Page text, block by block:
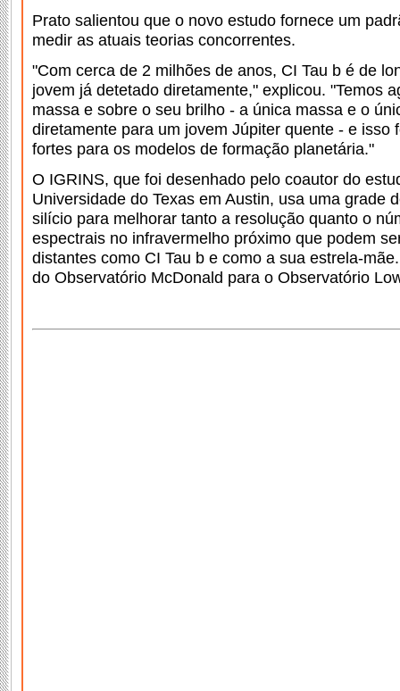
Prato salientou que o novo estudo fornece um
medir as atuais teorias concorrentes.
"Com cerca de 2 milhões de anos, CI Tau b é de
jovem já detetado diretamente," explicou. "Temos
massa e sobre o seu brilho - a única massa e o
diretamente para um jovem Júpiter quente - e isso
fortes para os modelos de formação planetária."
O IGRINS, que foi desenhado pelo coautor do
Universidade do Texas em Austin, usa uma grade
silício para melhorar tanto a resolução quanto o
espectrais no infravermelho próximo que podem
distantes como CI Tau b e como a sua estrela-
do Observatório McDonald para o Observatório